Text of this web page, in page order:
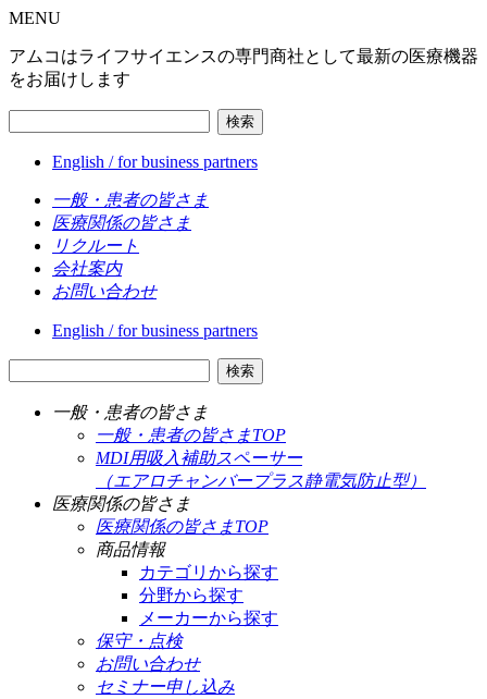
MENU
アムコはライフサイエンスの専門商社として最新の医療機器
をお届けします
検索
English / for business partners
一般・患者の皆さま
医療関係の皆さま
リクルート
会社案内
お問い合わせ
English / for business partners
検索
一般・患者の皆さま
一般・患者の皆さまTOP
MDI用吸入補助スペーサー
（エアロチャンバープラス静電気防止型）
医療関係の皆さま
医療関係の皆さまTOP
商品情報
カテゴリから探す
分野から探す
メーカーから探す
保守・点検
お問い合わせ
セミナー申し込み